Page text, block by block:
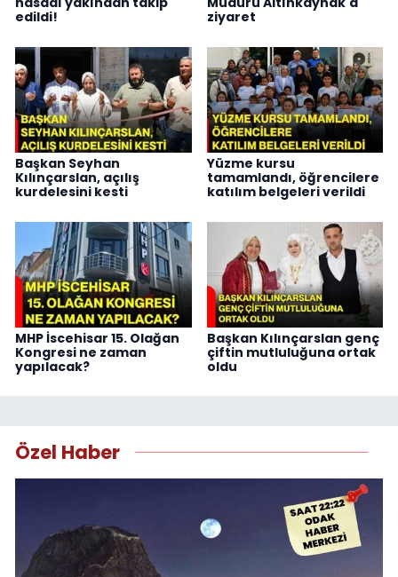
edildi!
ziyaret
Başkan Seyhan
Kılınçarslan, açılış
kurdelesini kesti
Yüzme kursu
tamamlandı, öğrencilere
katılım belgeleri verildi
MHP İscehisar 15. Olağan
Kongresi ne zaman
yapılacak?
Başkan Kılınçarslan genç
çiftin mutluluğuna ortak
oldu
Özel Haber